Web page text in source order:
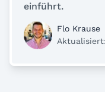
einführt.
Flo Krause